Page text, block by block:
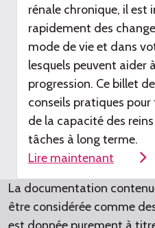
rénale chronique, il est
rapidement des
mode de vie et dans
lesquels peuvent aider
progression. Ce billet
conseils pratiques pour
de la capacité des r
tâches à long terme.
Lire maintenant
La documentation
être considérée comme